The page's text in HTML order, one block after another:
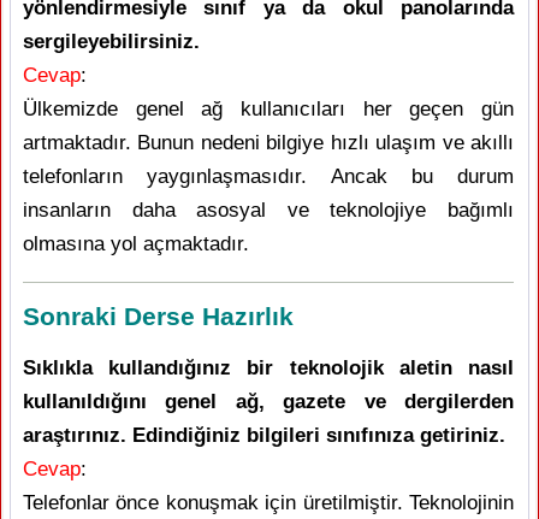
yönlendirmesiyle sınıf ya da okul panolarında
sergileyebilirsiniz.
Cevap:
Ülkemizde genel ağ kullanıcıları her geçen gün
artmaktadır. Bunun nedeni bilgiye hızlı ulaşım ve akıllı
telefonların yaygınlaşmasıdır. Ancak bu durum
insanların daha asosyal ve teknolojiye bağımlı
olmasına yol açmaktadır.
Sonraki Derse Hazırlık
Sıklıkla kullandığınız bir teknolojik aletin nasıl
kullanıldığını genel ağ, gazete ve dergilerden
araştırınız. Edindiğiniz bilgileri sınıfınıza getiriniz.
Cevap:
Telefonlar önce konuşmak için üretilmiştir. Teknolojinin